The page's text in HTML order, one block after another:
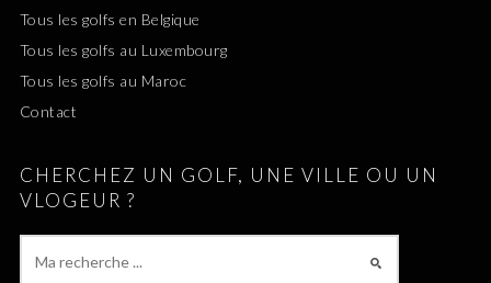
Tous les golfs en Belgique
Tous les golfs au Luxembourg
Tous les golfs au Maroc
Contact
CHERCHEZ UN GOLF, UNE VILLE OU UN
VLOGEUR ?